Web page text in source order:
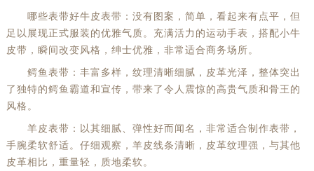
哪些表带好牛皮表带：没有图案，简单，看起来有点平，但
足以展现正式服装的优雅气质。充满活力的运动手表，搭配小牛
皮带，瞬间改变风格，绅士优雅，非常适合商务场所。
鳄鱼表带：丰富多样，纹理清晰细腻，皮革光泽，整体突出
了独特的鳄鱼霸道和宣传，带来了令人震惊的高贵气质和骨王的
风格。
羊皮表带：以其细腻、弹性好而闻名，非常适合制作表带，
手腕柔软舒适。仔细观察，羊皮线条清晰，皮革纹理强，与其他
皮革相比，重量轻，质地柔软。